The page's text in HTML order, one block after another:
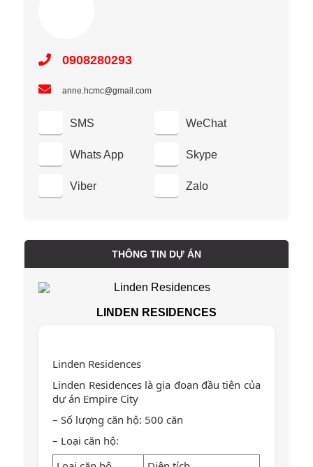
0908280293
anne.hcmc@gmail.com
SMS WeChat
Whats App Skype
Viber Zalo
THÔNG TIN DỰ ÁN
LINDEN RESIDENCES
Linden Residences
Linden Residences là gia đoạn đầu tiên của
dự án Empire City
– Số lượng căn hộ: 500 căn
– Loại căn hộ: